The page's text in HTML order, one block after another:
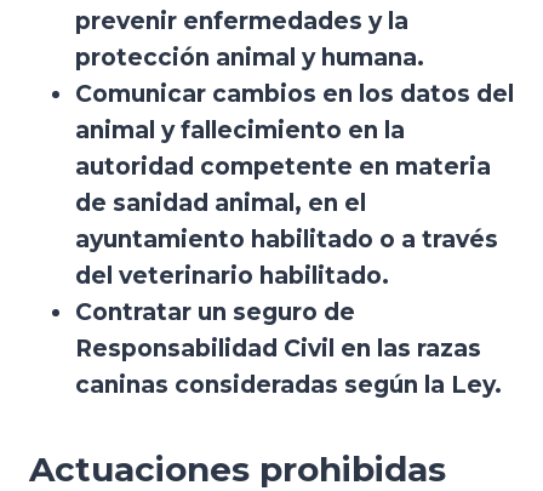
prevenir enfermedades y la
protección animal y humana.
Comunicar cambios en los datos del
animal y fallecimiento en la
autoridad competente en materia
de sanidad animal, en el
ayuntamiento habilitado o a través
del veterinario habilitado.
Contratar un seguro de
Responsabilidad Civil en las razas
caninas consideradas según la Ley.
Actuaciones prohibidas